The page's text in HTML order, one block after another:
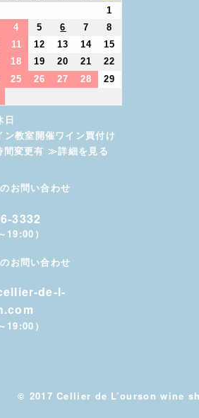
1
4 5 6 7
8
11 12 13 14
15
18 19 20 21
22
25 26 27 28
29
日
ン教室開催ワイン買付け
間変更有 ≫詳細を見る
お問い合わせ
3332
19:00）
お問い合わせ
de-l-
19:00）
© 2017 Cellier de L’ourson wine